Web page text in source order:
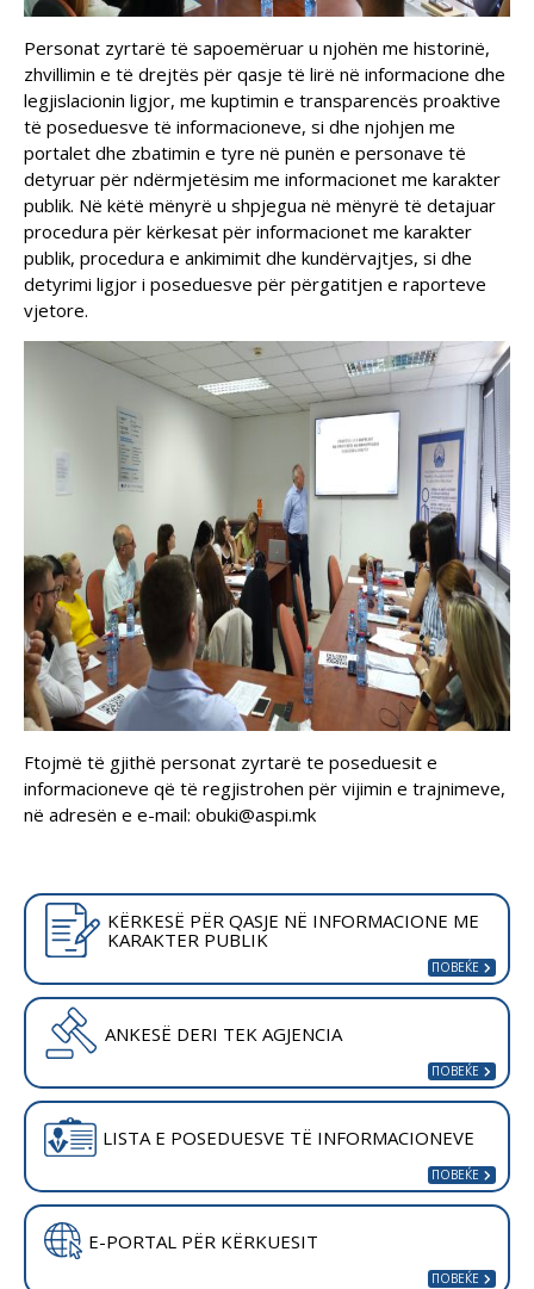
Personat zyrtarë të sapoemëruar u njohën me historinë,
zhvillimin e të drejtës për qasje të lirë në informacione dhe
legjislacionin ligjor, me kuptimin e transparencës proaktive
të poseduesve të informacioneve, si dhe njohjen me
portalet dhe zbatimin e tyre në punën e personave të
detyruar për ndërmjetësim me informacionet me karakter
publik. Në këtë mënyrë u shpjegua në mënyrë të detajuar
procedura për kërkesat për informacionet me karakter
publik, procedura e ankimimit dhe kundërvajtjes, si dhe
detyrimi ligjor i poseduesve për përgatitjen e raporteve
vjetore.
Ftojmë të gjithë personat zyrtarë te poseduesit e
informacioneve që të regjistrohen për vijimin e trajnimeve,
në adresën e e-mail: obuki@aspi.mk
KËRKESË PËR QASJE NË INFORMACIONE ME
KARAKTER PUBLIK
ANKESË DERI TEK AGJENCIA
LISTA E POSEDUESVE TË INFORMACIONEVE
E-PORTAL PËR KËRKUESIT